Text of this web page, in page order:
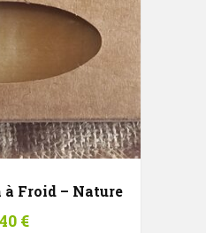
Froid – Nature
€